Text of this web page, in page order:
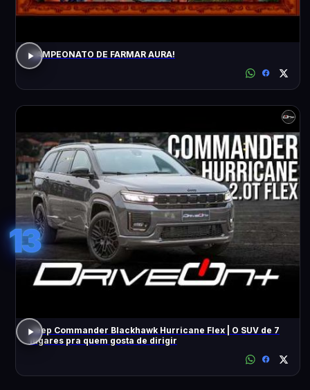
CAMPEONATO DE FARMAR AURA!
13
Jeep Commander Blackhawk Hurricane Flex | O SUV de 7
lugares pra quem gosta de dirigir